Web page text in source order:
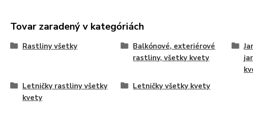
Tovar zaradený v kategóriách
Rastliny všetky
Balkónové, exteriérové
rastliny, všetky kvety
Letničky rastliny všetky
kvety
Letničky všetky kvety